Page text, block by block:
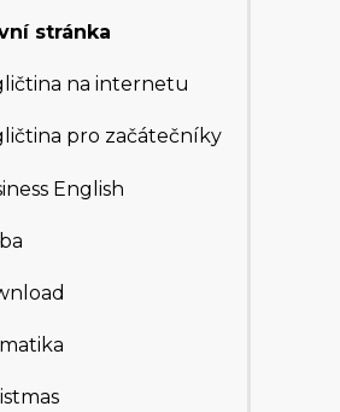
stránka
na internetu
pro začátečníky
English